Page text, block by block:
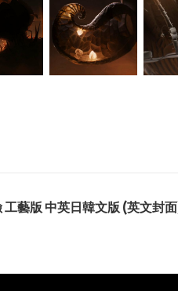
版 中英日韓文版 (英文封